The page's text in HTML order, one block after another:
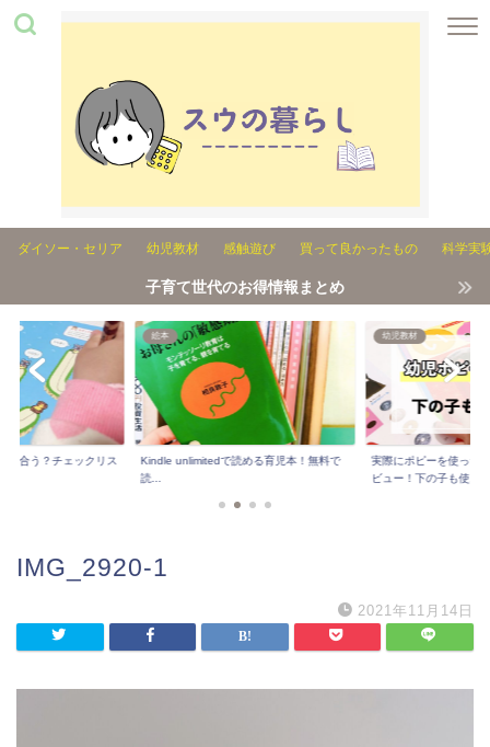
ダイソー・セリア 幼児教材 感触遊び 買って良かったもの 科学実
子育て世代のお得情報まとめ
が合う？チェックリス
絵本
Kindle unlimitedで読める育児本！無料で
読...
幼児教材
実際にポピーを使った
ビュー！下の子も使...
IMG_2920-1
2021年11月14日